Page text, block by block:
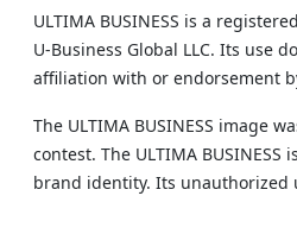
ULTIMA BUSINESS is a
U‑Business Global LLC. Its use
affiliation with or endorsement
The ULTIMA BUSINESS image
contest. The ULTIMA
brand identity. Its unauthorized